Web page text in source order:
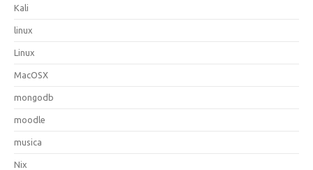
Kali
linux
Linux
MacOSX
mongodb
moodle
musica
Nix